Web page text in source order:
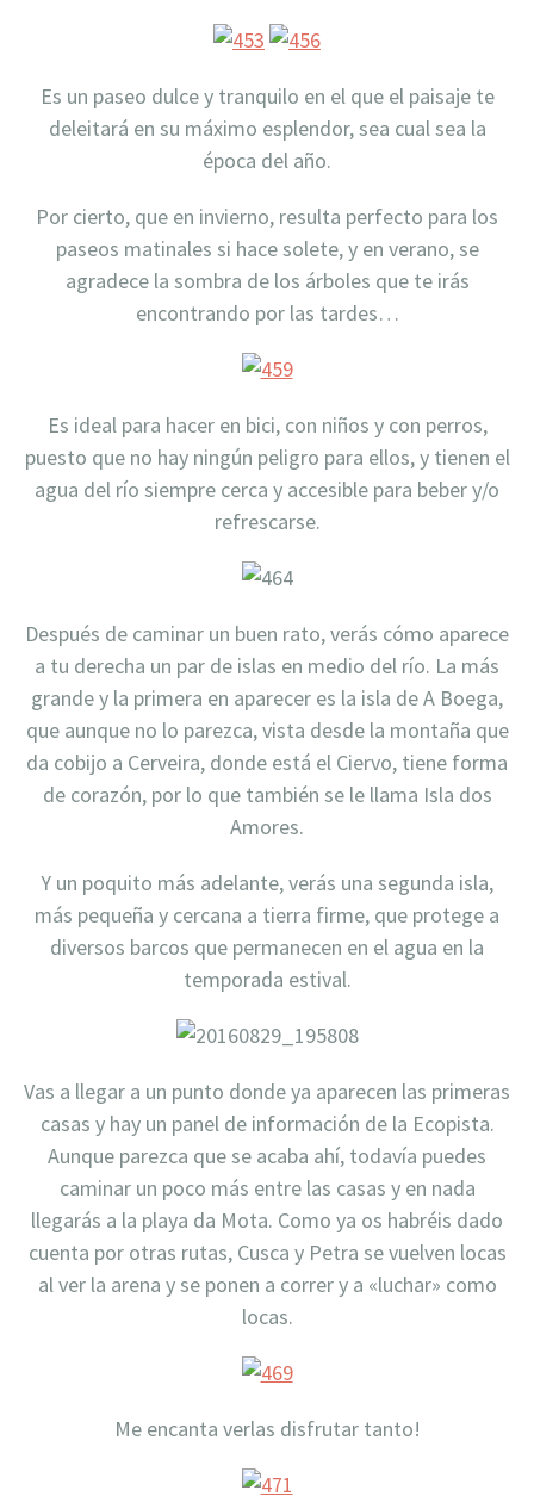
Es un paseo dulce y tranquilo en el que el paisaje te
deleitará en su máximo esplendor, sea cual sea la
época del año.
Por cierto, que en invierno, resulta perfecto para los
paseos matinales si hace solete, y en verano, se
agradece la sombra de los árboles que te irás
encontrando por las tardes…
Es ideal para hacer en bici, con niños y con perros,
puesto que no hay ningún peligro para ellos, y tienen el
agua del río siempre cerca y accesible para beber y/o
refrescarse.
Después de caminar un buen rato, verás cómo aparece
a tu derecha un par de islas en medio del río. La más
grande y la primera en aparecer es la isla de A Boega,
que aunque no lo parezca, vista desde la montaña que
da cobijo a Cerveira, donde está el Ciervo, tiene forma
de corazón, por lo que también se le llama Isla dos
Amores.
Y un poquito más adelante, verás una segunda isla,
más pequeña y cercana a tierra firme, que protege a
diversos barcos que permanecen en el agua en la
temporada estival.
Vas a llegar a un punto donde ya aparecen las primeras
casas y hay un panel de información de la Ecopista.
Aunque parezca que se acaba ahí, todavía puedes
caminar un poco más entre las casas y en nada
llegarás a la playa da Mota. Como ya os habréis dado
cuenta por otras rutas, Cusca y Petra se vuelven locas
al ver la arena y se ponen a correr y a «luchar» como
locas.
Me encanta verlas disfrutar tanto!